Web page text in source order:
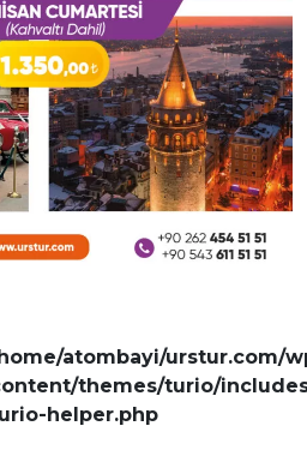
atombayi/urstur.com/
themes/turio/
helper.php